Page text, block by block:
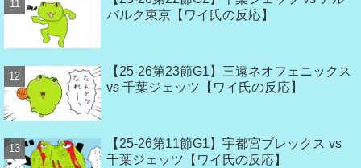
バルク東京【ワイ氏の反応】
【25-26第23節G1】三遠ネオフェニックス
vs 千葉ジェッツ【ワイ氏の反応】
【25-26第11節G1】宇都宮ブレックス vs
千葉ジェッツ【ワイ氏の反応】